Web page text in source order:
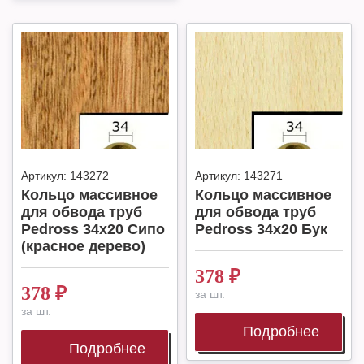
Артикул: 143272
Кольцо массивное
для обвода труб
Pedross 34х20 Сипо
(красное дерево)
378 ₽
за шт.
Подробнее
Артикул: 143271
Кольцо массивное
для обвода труб
Pedross 34х20 Бук
378 ₽
за шт.
Подробнее